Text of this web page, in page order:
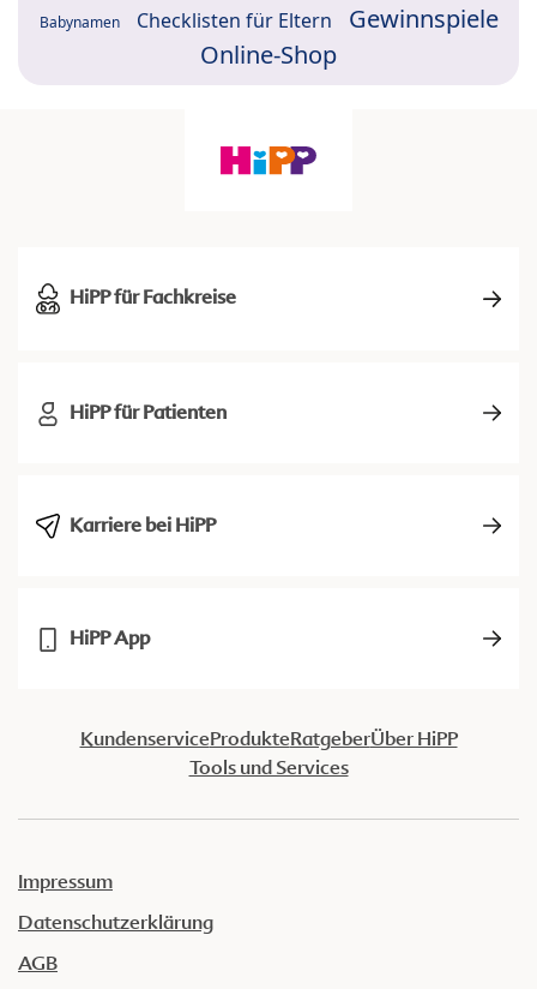
Babynamen Checklisten für Eltern
Gewinnspiele
Online-Shop
HiPP für Fachkreise
HiPP für Patienten
Karriere bei HiPP
HiPP App
KundenserviceProdukteRatgeberÜber HiPP
Tools und Services
Impressum
Datenschutzerklärung
AGB